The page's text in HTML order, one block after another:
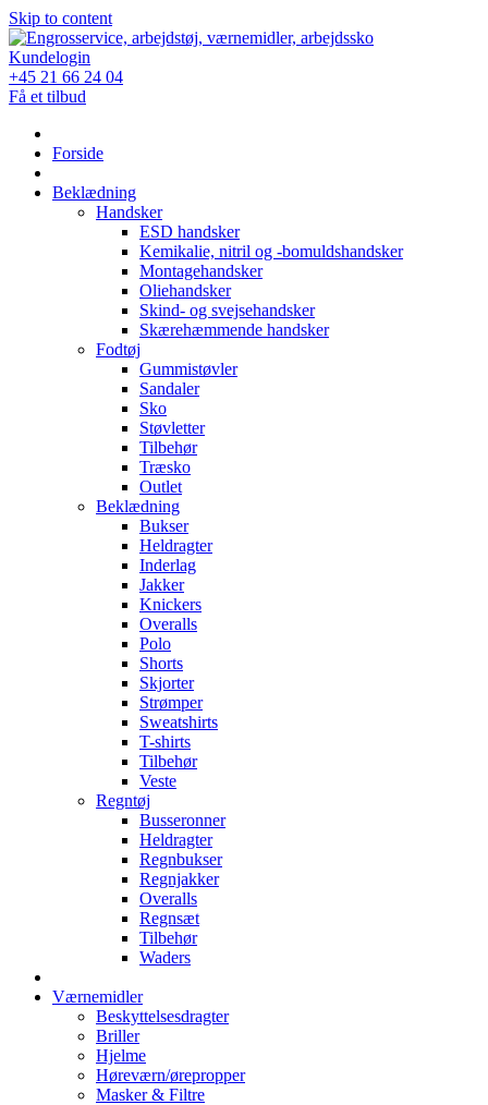
Skip to content
Kundelogin
+45 21 66 24 04
Få et tilbud
Forside
Beklædning
Handsker
ESD handsker
Kemikalie, nitril og -bomuldshandsker
Montagehandsker
Oliehandsker
Skind- og svejsehandsker
Skærehæmmende handsker
Fodtøj
Gummistøvler
Sandaler
Sko
Støvletter
Tilbehør
Træsko
Outlet
Beklædning
Bukser
Heldragter
Inderlag
Jakker
Knickers
Overalls
Polo
Shorts
Skjorter
Strømper
Sweatshirts
T-shirts
Tilbehør
Veste
Regntøj
Busseronner
Heldragter
Regnbukser
Regnjakker
Overalls
Regnsæt
Tilbehør
Waders
Værnemidler
Beskyttelsesdragter
Briller
Hjelme
Høreværn/ørepropper
Masker & Filtre